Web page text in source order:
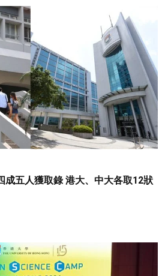
成五人獲取錄 港大、中大各取12狀